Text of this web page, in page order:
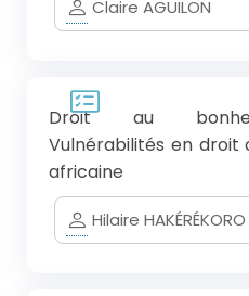
Claire AGUILON
Droit au
Vulnérabilités en droit
africaine
Hilaire HAKÉRÉKORO